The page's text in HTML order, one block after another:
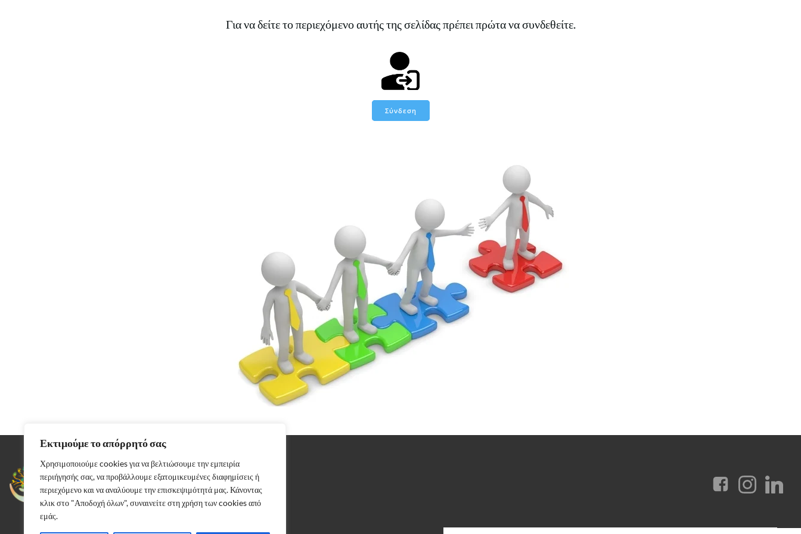
Εκτιμούμε το απόρρητό σας
Χρησιμοποιούμε cookies για να βελτιώσουμε την εμπειρία
περιήγησής σας, να προβάλλουμε εξατομικευμένες διαφημίσεις ή
περιεχόμενο και να αναλύουμε την επισκεψιμότητά μας. Κάνοντας
κλικ στο "Αποδοχή όλων", συναινείτε στη χρήση των cookies από
εμάς.
Για να δείτε το περιεχόμενο αυτής της σελίδας πρέπει πρώτα να συνδεθείτε.
Σύνδεση
Αρκαδίας 37, Περιστέρι 12132
Τηλέφωνο: 210 57 45 826
E-mail: info@ekalowestathens.gr